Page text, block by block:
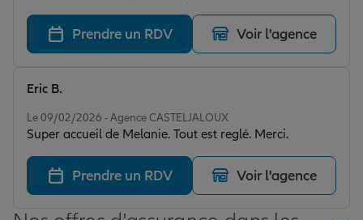
sérieux . Je recommande sans hésiter. une équipe au
Prendre un RDV Voir l'agence
Le 09/02/2026 - Agence CASTELJALOUX
Super accueil de Melanie. Tout est reglé. Merci.
Eric B.
Prendre un RDV Voir l'agence